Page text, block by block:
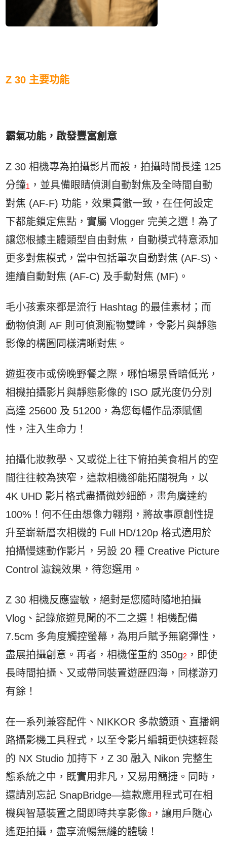
Z 30 主要功能
霸氣功能，啟發豐富創意
Z 30 相機專為拍攝影片而設，拍攝時間長達 125
分鐘1
，並具備眼睛偵測自動對焦及全時間自動
對焦 (AF-F) 功能，效果貫徹一致，在任何設定
下都能鎖定焦點，實屬 Vlogger 完美之選！為了
讓您根據主體類型自由對焦，自動模式特意添加
更多對焦模式，當中包括單次自動對焦 (AF-S)、
連續自動對焦 (AF-C) 及手動對焦 (MF)。
毛小孩素來都是流行 Hashtag 的最佳素材；而
動物偵測 AF 則可偵測寵物雙眸，令影片與靜態
影像的構圖同樣清晰對焦。
遊逛夜市或傍晚野餐之際，哪怕場景昏暗低光，
相機拍攝影片與靜態影像的 ISO 感光度仍分別
高達 25600 及 51200，為您每幅作品添賦個
性，注入生命力！
拍攝化妝教學、又或從上往下俯拍美食相片的空
間往往較為狹窄，這款相機卻能拓闊視角，以
4K UHD 影片格式盡攝微妙細節，畫角廣達約
100%！何不任由想像力翱翔，將故事原創性提
升至嶄新層次相機的 Full HD/120p 格式適用於
拍攝慢速動作影片，另設 20 種 Creative Picture
Control 濾鏡效果，待您選用。
Z 30 相機反應靈敏，絕對是您隨時隨地拍攝
Vlog、記錄旅遊見聞的不二之選！相機配備
7.5cm 多角度觸控螢幕，為用戶賦予無窮彈性，
盡展拍攝創意。再者，相機僅重約 350g2 ，即使
長時間拍攝、又或帶同裝置遊歷四海，同樣游刃
有餘！
在一系列兼容配件、NIKKOR 多款鏡頭、直播網
路攝影機工具程式，以至令影片編輯更快速輕鬆
的 NX Studio 加持下，Z 30 融入 Nikon 完整生
態系統之中，既實用非凡，又易用簡捷。同時，
還請別忘記 SnapBridge—這款應用程式可在相
機與智慧裝置之間即時共享影像3 ，讓用戶隨心
遙距拍攝，盡享流暢無縫的體驗！